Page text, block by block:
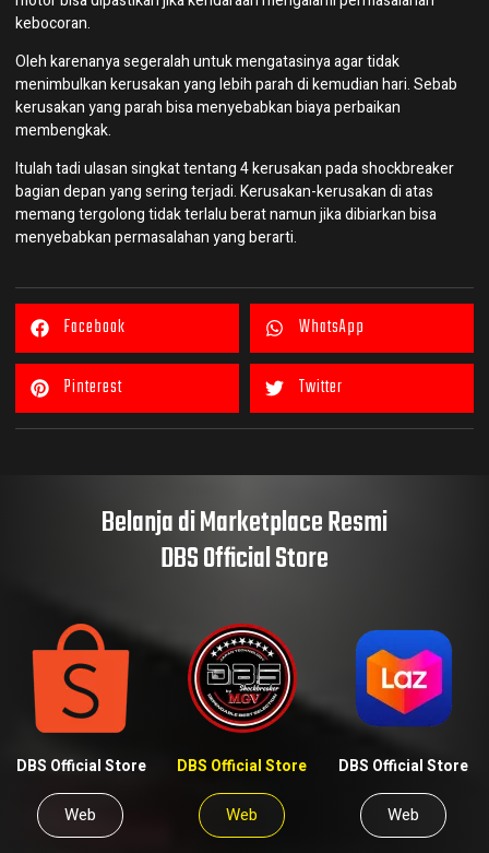
kebocoran.
Oleh karenanya segeralah untuk mengatasinya agar tidak
menimbulkan kerusakan yang lebih parah di kemudian hari. Sebab
kerusakan yang parah bisa menyebabkan biaya perbaikan
membengkak.
Itulah tadi ulasan singkat tentang 4 kerusakan pada shockbreaker
bagian depan yang sering terjadi. Kerusakan-kerusakan di atas
memang tergolong tidak terlalu berat namun jika dibiarkan bisa
menyebabkan permasalahan yang berarti.
Facebook WhatsApp
Pinterest Twitter
Belanja di Marketplace Resmi
DBS Official Store
DBS Official Store
Web
DBS Official Store
Web
DBS Official Store
Web